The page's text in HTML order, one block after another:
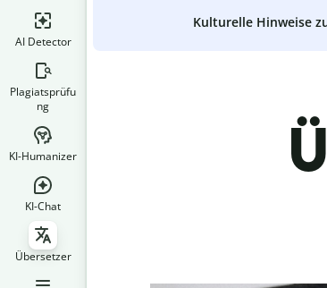
AI Detector
Plagiatsprüfu
ng
KI-Humanizer
KI-Chat
Übersetzer
Kulturelle Hinweise